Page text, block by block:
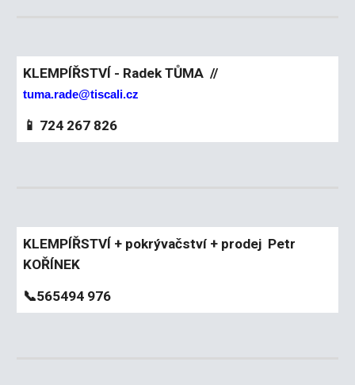
KLEMPÍŘSTVÍ - Radek TŮMA //
tuma.rade@tiscali.cz
📱 724 267 826
KLEMPÍŘSTVÍ + pokrývačství + prodej Petr
KOŘÍNEK
📞565494 976